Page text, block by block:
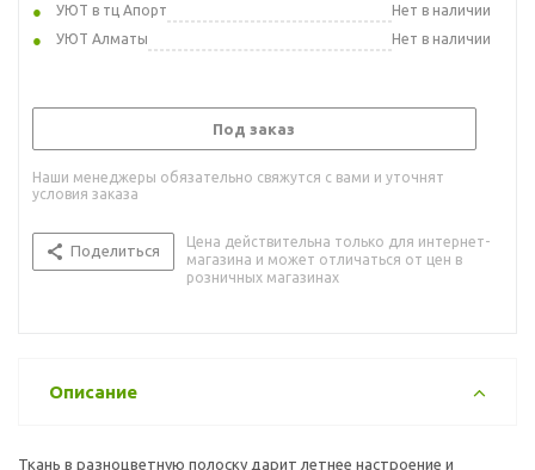
УЮТ в тц Апорт
Нет в наличии
УЮТ Алматы
Нет в наличии
Под заказ
Наши менеджеры обязательно свяжутся с вами и уточнят
условия заказа
Поделиться
Цена действительна только для интернет-
магазина и может отличаться от цен в
розничных магазинах
Описание
Ткань в разноцветную полоску дарит летнее настроение и